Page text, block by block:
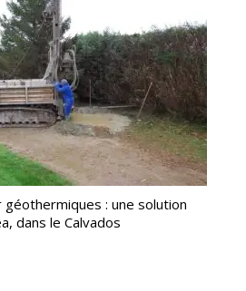
géothermiques : une solution
dans le Calvados